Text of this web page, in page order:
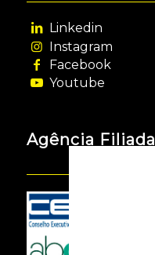
Linkedin
Instagram
Facebook
Youtube
Agência Filiada